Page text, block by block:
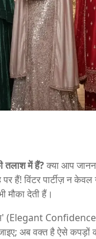
तलाश में हैं?क्या आप
विंटर पार्टीज़ न केवल
मौका देती हैं।
(Elegant
अब वक्त है ऐसे कपड़ों